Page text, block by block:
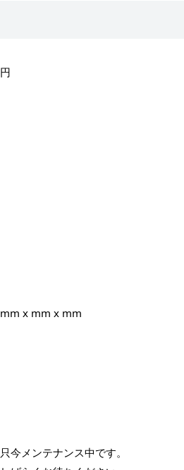
円
mm x mm x mm
只今メンテナンス中です。